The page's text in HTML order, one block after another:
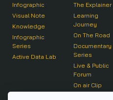
Infographic
Visual Note
Knowledge
Infographic
Series
Active Data Lab
The Explainer
Learning
Journey
On The Road
Documentary
Series
Live & Public
Forum
On air Clip